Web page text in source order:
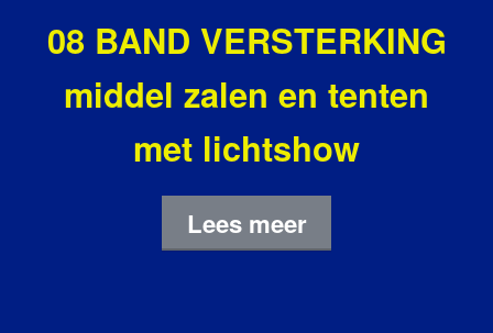
08 BAND VERSTERKING
middel zalen en tenten
met lichtshow
Lees meer